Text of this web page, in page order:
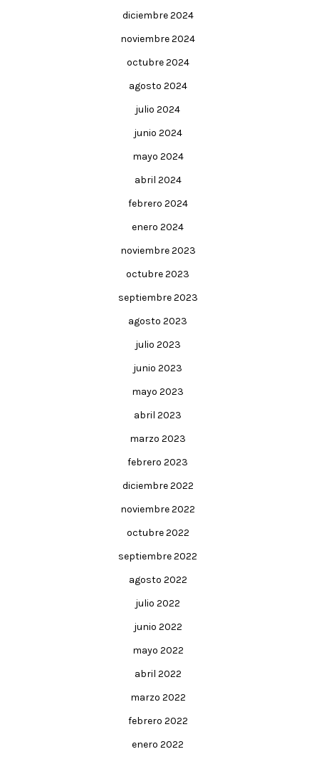
diciembre 2024
noviembre 2024
octubre 2024
agosto 2024
julio 2024
junio 2024
mayo 2024
abril 2024
febrero 2024
enero 2024
noviembre 2023
octubre 2023
septiembre 2023
agosto 2023
julio 2023
junio 2023
mayo 2023
abril 2023
marzo 2023
febrero 2023
diciembre 2022
noviembre 2022
octubre 2022
septiembre 2022
agosto 2022
julio 2022
junio 2022
mayo 2022
abril 2022
marzo 2022
febrero 2022
enero 2022